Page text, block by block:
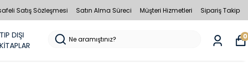
Satış Sözleşmesi Satın Alma Süreci Müşteri Hizmetleri Sipariş Takip
TIP DIŞI
KİTAPLAR
0